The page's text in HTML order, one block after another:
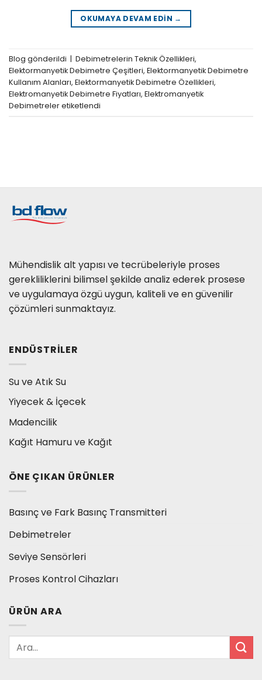
OKUMAYA DEVAM EDIN →
Blog gönderildi | Debimetrelerin Teknik Özellikleri,
Elektormanyetik Debimetre Çeşitleri, Elektormanyetik Debimetre
Kullanım Alanları, Elektormanyetik Debimetre Özellikleri,
Elektromanyetik Debimetre Fiyatları, Elektromanyetik
Debimetreleretiketlendi
Mühendislik alt yapısı ve tecrübeleriyle proses
gerekliliklerini bilimsel şekilde analiz ederek prosese
ve uygulamaya özgü uygun, kaliteli ve en güvenilir
çözümleri sunmaktayız.
ENDÜSTRILER
Su ve Atık Su
Yiyecek & İçecek
Madencilik
Kağıt Hamuru ve Kağıt
ÖNE ÇIKAN ÜRÜNLER
Basınç ve Fark Basınç Transmitteri
Debimetreler
Seviye Sensörleri
Proses Kontrol Cihazları
ÜRÜN ARA